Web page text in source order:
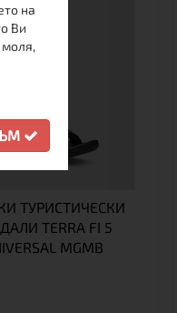
ТУРИСТИЧЕСКИ
TERRA FI 5
MGMB
на
Ви